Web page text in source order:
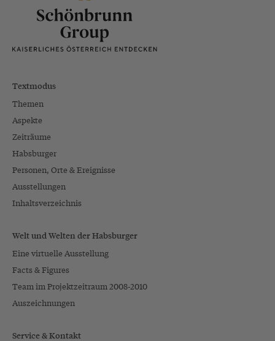
Textmodus
Themen
Aspekte
Zeiträume
Habsburger
Personen, Orte & Ereignisse
Ausstellungen
Inhaltsverzeichnis
Welt und Welten der Habsburger
Eine virtuelle Ausstellung
Facts & Figures
Team im Projektzeitraum 2008-2010
Auszeichnungen
Service & Kontakt